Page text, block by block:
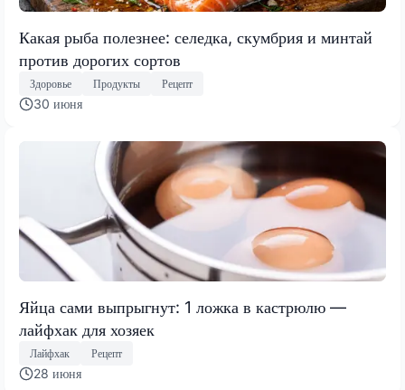
Какая рыба полезнее: селедка, скумбрия и минтай
против дорогих сортов
Здоровье Продукты Рецепт
30 июня
Яйца сами выпрыгнут: 1 ложка в кастрюлю —
лайфхак для хозяек
Лайфхак Рецепт
28 июня